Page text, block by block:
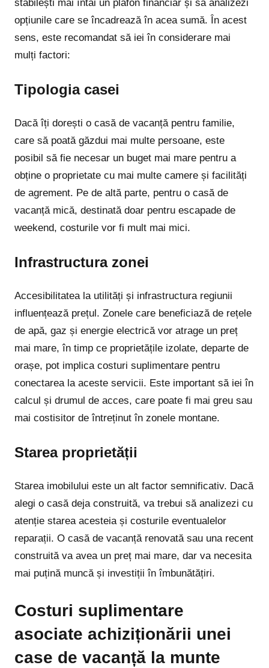
stabilești mai întâi un plafon financiar și să analizezi
opțiunile care se încadrează în acea sumă. În acest
sens, este recomandat să iei în considerare mai
mulți factori:
Tipologia casei
Dacă îți dorești o casă de vacanță pentru familie,
care să poată găzdui mai multe persoane, este
posibil să fie necesar un buget mai mare pentru a
obține o proprietate cu mai multe camere și facilități
de agrement. Pe de altă parte, pentru o casă de
vacanță mică, destinată doar pentru escapade de
weekend, costurile vor fi mult mai mici.
Infrastructura zonei
Accesibilitatea la utilități și infrastructura regiunii
influențează prețul. Zonele care beneficiază de rețele
de apă, gaz și energie electrică vor atrage un preț
mai mare, în timp ce proprietățile izolate, departe de
orașe, pot implica costuri suplimentare pentru
conectarea la aceste servicii. Este important să iei în
calcul și drumul de acces, care poate fi mai greu sau
mai costisitor de întreținut în zonele montane.
Starea proprietății
Starea imobilului este un alt factor semnificativ. Dacă
alegi o casă deja construită, va trebui să analizezi cu
atenție starea acesteia și costurile eventualelor
reparații. O casă de vacanță renovată sau una recent
construită va avea un preț mai mare, dar va necesita
mai puțină muncă și investiții în îmbunătățiri.
Costuri suplimentare
asociate achiziționării unei
case de vacanță la munte